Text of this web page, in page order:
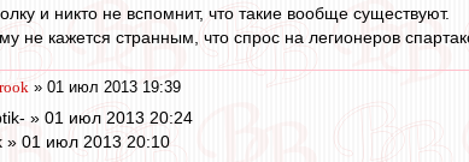
и никто не вспомнит, что такие вообще существуют.
не кажется странным, что спрос на легионеров
» 01 июл 2013 19:39
» 01 июл 2013 20:24
» 01 июл 2013 20:10